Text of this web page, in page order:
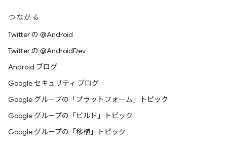
つながる
Twitter の @Android
Twitter の @AndroidDev
Android ブログ
Google セキュリティ ブログ
Google グループの「プラットフォーム」トピック
Google グループの「ビルド」トピック
Google グループの「移植」トピック